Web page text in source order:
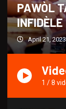
PAWÒL
INFIDÈLE
April 21, 2023
1 /8